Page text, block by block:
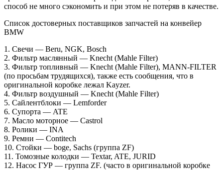
способ не много сэкономить и при этом не потеряв в качестве.
Список достоверных поставщиков запчастей на конвейер
BMW
1. Свечи — Beru, NGK, Bosch
2. Фильтр маслянный — Knecht (Mahle Filter)
3. Фильтр топливный — Knecht (Mahle Filter), MANN-FILTER
(по просьбам трудящихся), также есть сообщения, что в
оригинальной коробке лежал Kayzer.
4. Фильтр воздушный — Knecht (Mahle Filter)
5. Сайлентблоки — Lemforder
6. Супорта — ATE
7. Масло моторное — Castrol
8. Ролики — INA
9. Ремни — Contitech
10. Стойки — boge, Sachs (группа ZF)
11. Томозные колодки — Textar, ATE, JURID
12. Насос ГУР — группа ZF. (часто в оригинальной коробке